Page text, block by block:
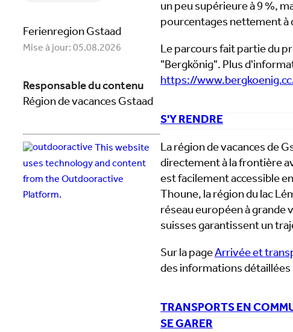
Ferienregion Gstaad
Mise à jour: 05.08.2026
Responsable du contenu
Région de vacances Gstaad
This website
uses technology and content
from the Outdooractive
Platform.
un peu supérieure à 9 %,
pourcentages nettement à
Le parcours fait partie du
"Bergkönig". Plus
https://
S'Y RENDRE
La région de vacances de
directement à la frontière
est facilement accessible
Thoune, la région du lac
réseau européen à
suisses garantissent un
Sur la pageArrivée et
des informations détaillées
TRANSPORTS EN
SE GARER